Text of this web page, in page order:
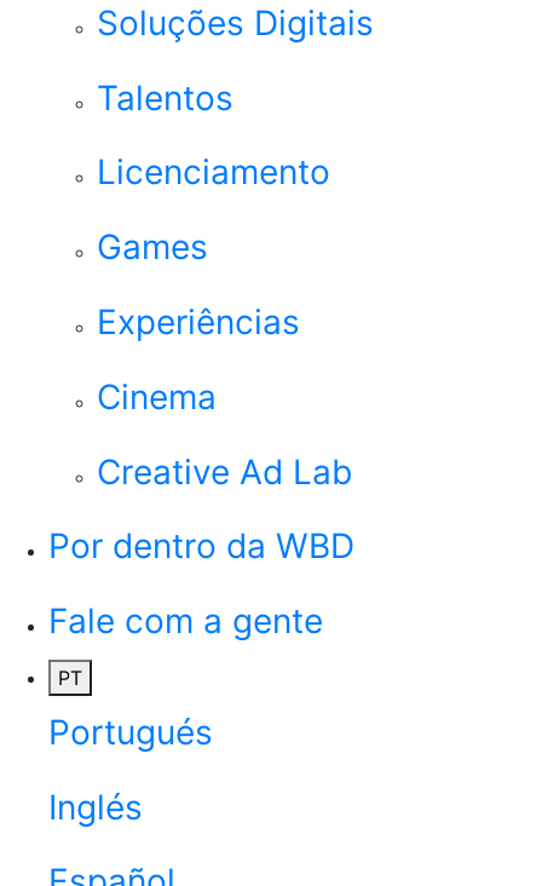
Soluções Digitais
Talentos
Licenciamento
Games
Experiências
Cinema
Creative Ad Lab
Por dentro da WBD
Fale com a gente
PT
Portugués
Inglés